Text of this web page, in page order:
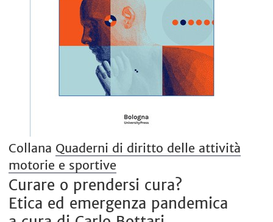
Collana Quaderni di diritto delle attività
motorie e sportive
Curare o prendersi cura?
Etica ed emergenza pandemica